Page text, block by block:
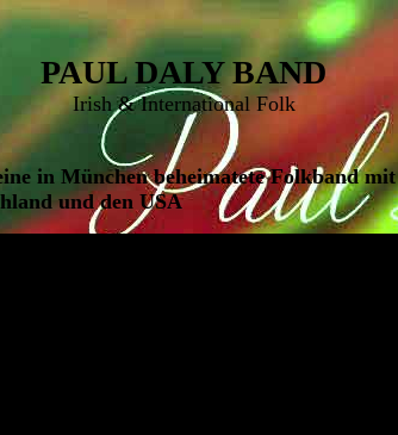
PAUL DALY BAND
Irish & International Folk
in München beheimatete Folkband
und den USA